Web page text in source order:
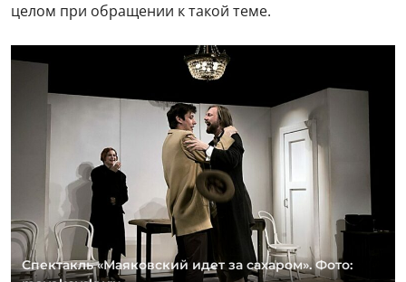
целом при обращении к такой теме.
Спектакль «Маяковский идет за сахаром». Фото: